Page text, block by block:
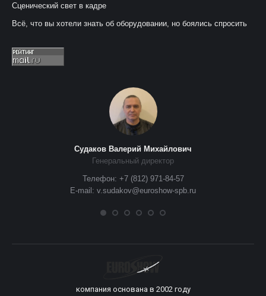
Сценический свет в кадре
Всё, что вы хотели знать об оборудовании, но боялись спросить
Судаков Валерий Михайлович
Генеральный директор
Телефон: +7 (812) 971-84-57
E-mail: v.sudakov@euroshow-spb.ru
компания основана в 2002 году